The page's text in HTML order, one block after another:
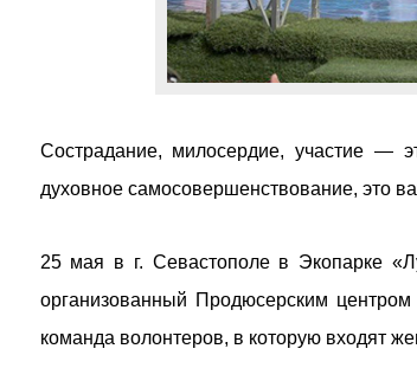
Сострадание, милосердие, участие —
духовное самосовершенствование, это
25 мая в г. Севастополе в Экопарке
организованный Продюсерским
команда волонтеров, в которую входят